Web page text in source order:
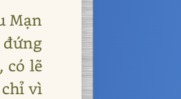
Mạn
đứng
có lẽ
vì